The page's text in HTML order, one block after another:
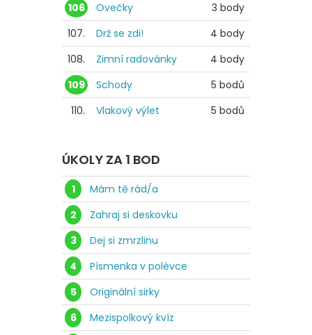
106
Ovečky
3 body
107.
Drž se zdi!
4 body
108.
Zimní radovánky
4 body
109
Schody
5 bodů
110.
Vlakový výlet 5 bodů
ÚKOLY ZA 1 BOD
1
Mám tě rád/a
2
Zahraj si deskovku
3
Dej si zmrzlinu
4
Písmenka v polévce
5
Originální sirky
6
Mezispolkový kvíz